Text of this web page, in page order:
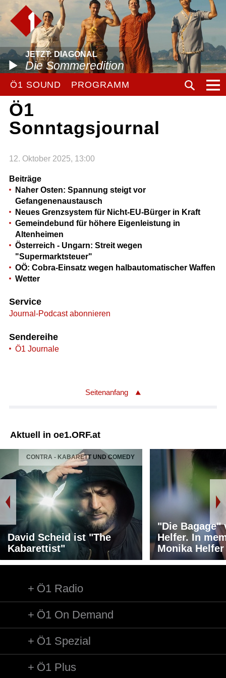
JETZT: DIAGONAL
Die Sommeredition
Ö1 SOUND PROGRAMM
Ö1
Sonntagsjournal
12. Oktober 2025, 13:00
Beiträge
Naher Osten: Spannung steigt vor
Gefangenenaustausch
Neues Grenzsystem für Nicht-EU-Bürger in Kraft
Gemeindebund für höhere Eigenleistung in
Altenheimen
Österreich - Ungarn: Streit wegen
"Supermarktsteuer"
OÖ: Cobra-Einsatz wegen halbautomatischer Waffen
Wetter
Service
Journal-Podcast abonnieren
Sendereihe
Ö1 Journale
Seitenanfang
Aktuell in oe1.ORF.at
CONTRA - KABARETT UND COMEDY
David Scheid ist "The
Kabarettist"
"Die Bagage"
Helfer. In
Monika Helfer
Ö1 Radio
Ö1 On Demand
Ö1 Spezial
Ö1 Plus